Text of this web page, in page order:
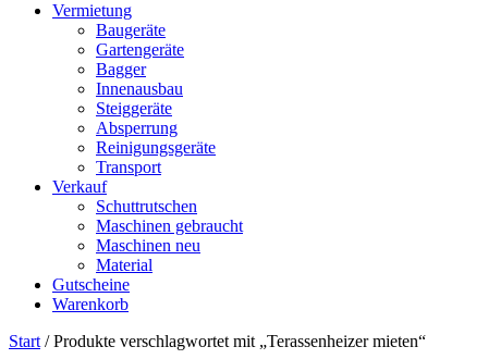
Vermietung
Baugeräte
Gartengeräte
Bagger
Innenausbau
Steiggeräte
Absperrung
Reinigungsgeräte
Transport
Verkauf
Schuttrutschen
Maschinen gebraucht
Maschinen neu
Material
Gutscheine
Warenkorb
Start / Produkte verschlagwortet mit „Terassenheizer mieten“